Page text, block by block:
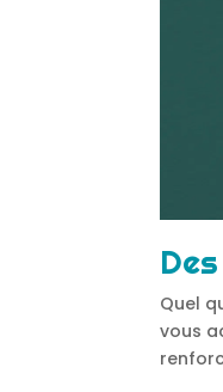
Quel
vous